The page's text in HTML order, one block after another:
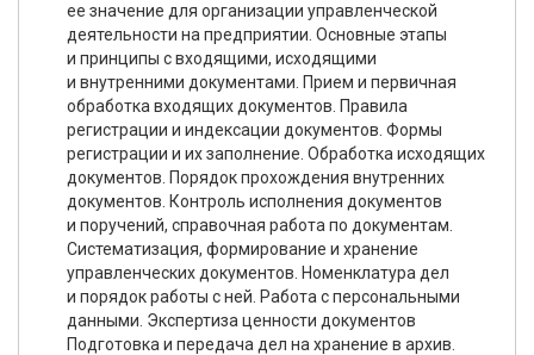
ее значение для организации управленческой
деятельности на предприятии. Основные этапы
и принципы с входящими, исходящими
и внутренними документами. Прием и первичная
обработка входящих документов. Правила
регистрации и индексации документов. Формы
регистрации и их заполнение. Обработка исходящих
документов. Порядок прохождения внутренних
документов. Контроль исполнения документов
и поручений, справочная работа по документам.
Систематизация, формирование и хранение
управленческих документов. Номенклатура дел
и порядок работы с ней. Работа с персональными
данными. Экспертиза ценности документов
Подготовка и передача дел на хранение в архив.